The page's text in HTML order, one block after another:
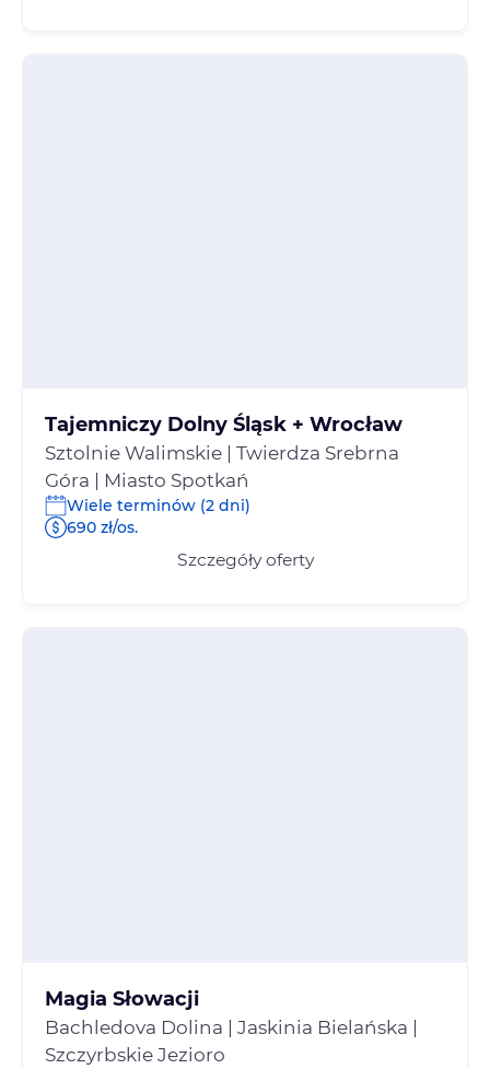
Tajemniczy Dolny Śląsk + Wrocław
Sztolnie Walimskie | Twierdza Srebrna
Góra | Miasto Spotkań
Wiele terminów (2 dni)
690 zł/os.
Szczegóły oferty
Magia Słowacji
Bachledova Dolina | Jaskinia Bielańska |
Szczyrbskie Jezioro